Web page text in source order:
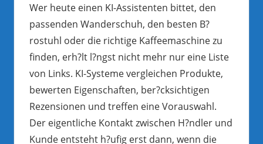
Wer heute einen KI-Assistenten bittet, den
passenden Wanderschuh, den besten B?
rostuhl oder die richtige Kaffeemaschine zu
finden, erh?lt l?ngst nicht mehr nur eine Liste
von Links. KI-Systeme vergleichen Produkte,
bewerten Eigenschaften, ber?cksichtigen
Rezensionen und treffen eine Vorauswahl.
Der eigentliche Kontakt zwischen H?ndler und
Kunde entsteht h?ufig erst dann, wenn die